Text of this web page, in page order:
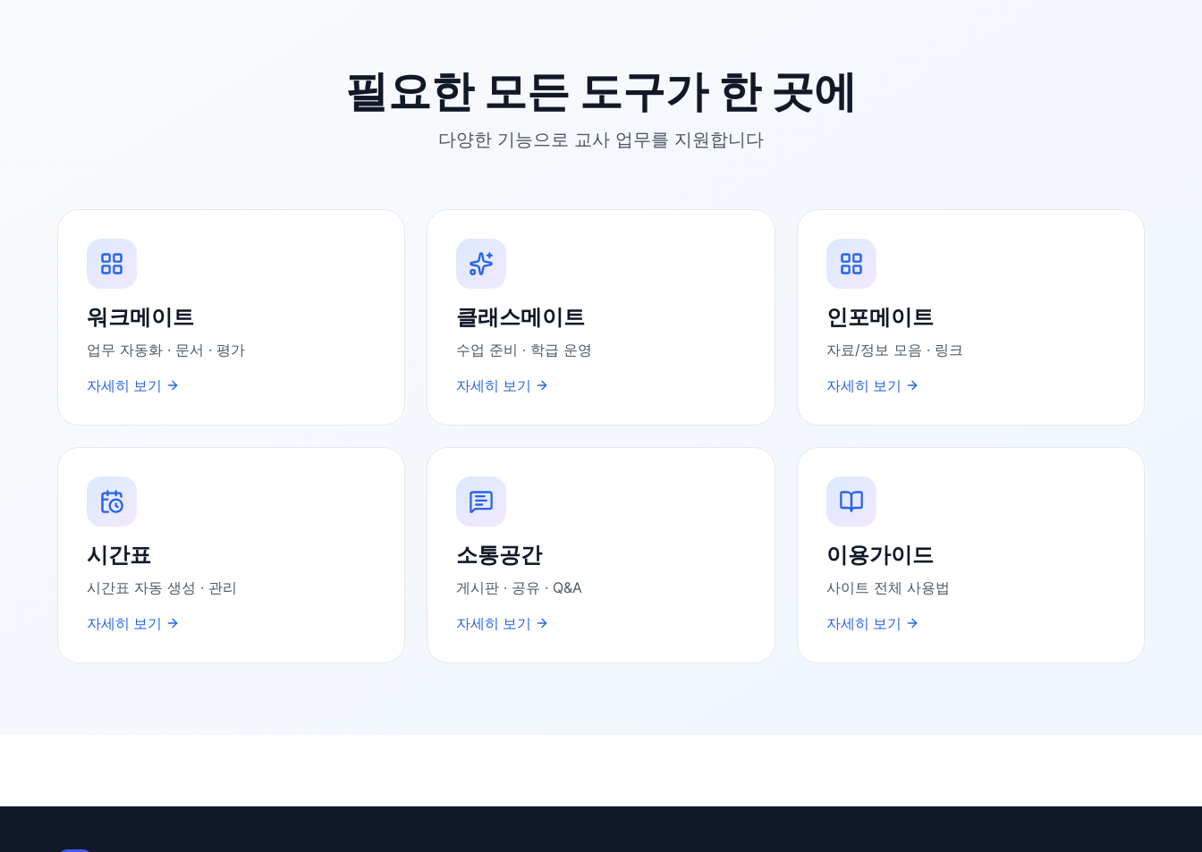
필요한 모든 도구가 한 곳에
다양한 기능으로 교사 업무를 지원합니다
워크메이트
업무 자동화 · 문서 · 평가
자세히 보기
클래스메이트
수업 준비 · 학급 운영
자세히 보기
인포메이트
자료/정보 모음 · 링크
자세히 보기
시간표
시간표 자동 생성 · 관리
자세히 보기
소통공간
게시판 · 공유 · Q&A
자세히 보기
이용가이드
사이트 전체 사용법
자세히 보기